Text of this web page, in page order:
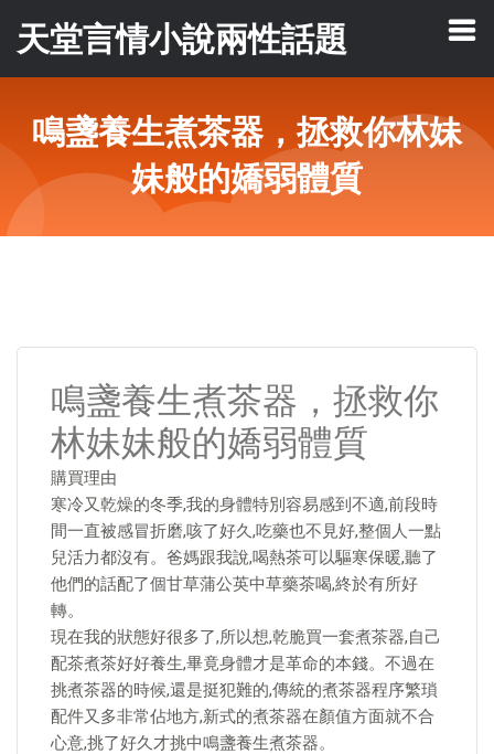
天堂言情小說兩性話題
鳴盞養生煮茶器，拯救你林妹
妹般的嬌弱體質
鳴盞養生煮茶器，拯救你
林妹妹般的嬌弱體質
購買理由
寒冷又乾燥的冬季,我的身體特別容易感到不適,前段時
間一直被感冒折磨,咳了好久,吃藥也不見好,整個人一點
兒活力都沒有。爸媽跟我說,喝熱茶可以驅寒保暖,聽了
他們的話配了個甘草蒲公英中草藥茶喝,終於有所好
轉。
現在我的狀態好很多了,所以想,乾脆買一套煮茶器,自己
配茶煮茶好好養生,畢竟身體才是革命的本錢。不過在
挑煮茶器的時候,還是挺犯難的,傳統的煮茶器程序繁瑣
配件又多非常佔地方,新式的煮茶器在顏值方面就不合
心意,挑了好久才挑中鳴盞養生煮茶器。